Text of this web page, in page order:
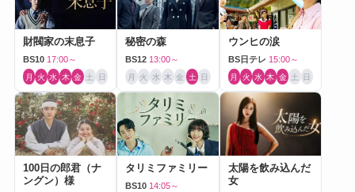
財閥家の末息子
BS10 17:00～
月 火 水 木 金 土 日
秘密の森
BS12 13:00～
月 火 水 木 金 土 日
ウンヒの涙
BS日テレ 15:00～
月 火 水 木 金 土 日
100日の郎君（ナ
ングン）様
タリミファミリー
BS10 14:05～
太陽を飲み込んだ
女